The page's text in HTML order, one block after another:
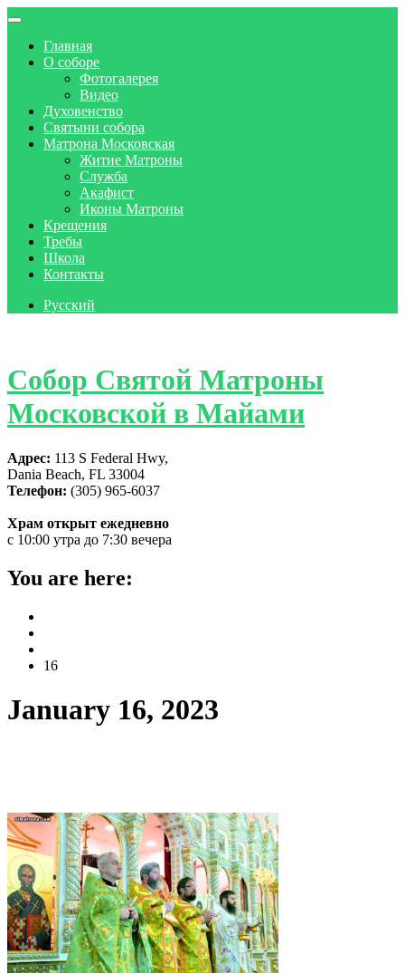
Главная
О соборе
Фотогалерея
Видео
Духовенство
Святыни собора
Матрона Московская
Житие Матроны
Служба
Акафист
Иконы Матроны
Крещения
Требы
Школа
Контакты
Русский
Собор Святой Матроны
Московской в Майами
Адрес: 113 S Federal Hwy,
Dania Beach, FL 33004
Телефон: (305) 965-6037
Храм открыт ежедневно
с 10:00 утра до 7:30 вечера
You are here:
16
January 16, 2023